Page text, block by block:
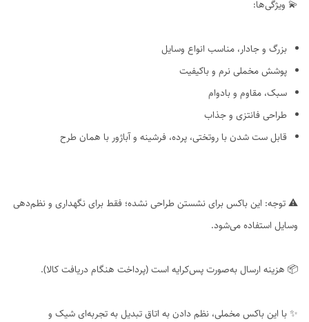
💫 ویژگی‌ها:
بزرگ و جادار، مناسب انواع وسایل
پوشش مخملی نرم و باکیفیت
سبک، مقاوم و بادوام
طراحی فانتزی و جذاب
قابل ست شدن با روتختی، پرده، فرشینه و آباژور با همان طرح
⚠️ توجه: این باکس برای نشستن طراحی نشده؛ فقط برای نگهداری و نظم‌دهی
وسایل استفاده می‌شود.
📦 هزینه ارسال به‌صورت پس‌کرایه است (پرداخت هنگام دریافت کالا).
✨ با این باکس مخملی، نظم دادن به اتاق تبدیل به تجربه‌ای شیک و